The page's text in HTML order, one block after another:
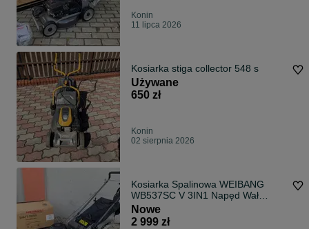
Konin
11 lipca 2026
Kosiarka stiga collector 548 s
Używane
650 zł
Konin
02 sierpnia 2026
Kosiarka Spalinowa WEIBANG
WB537SC V 3IN1 Napęd Wał
Kardana 53cm
Nowe
2 999 zł